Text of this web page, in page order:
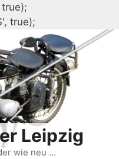
true);
true);
Inhalt
springen
Leipzig
wie neu …